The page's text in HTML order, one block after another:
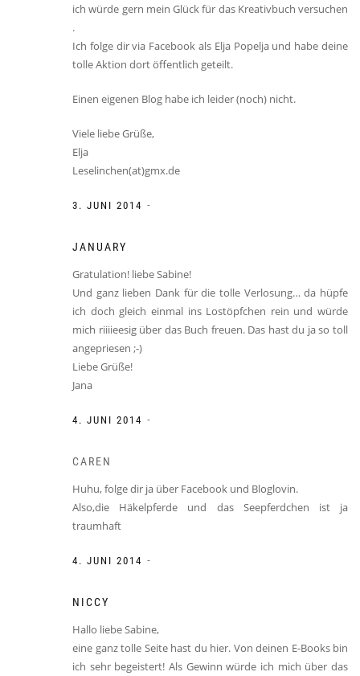
ich würde gern mein Glück für das Kreativbuch versuchen
.
Ich folge dir via Facebook als Elja Popelja und habe deine
tolle Aktion dort öffentlich geteilt.
Einen eigenen Blog habe ich leider (noch) nicht.
Viele liebe Grüße,
Elja
Leselinchen(at)gmx.de
3. JUNI 2014 -
JANUARY
Gratulation! liebe Sabine!
Und ganz lieben Dank für die tolle Verlosung… da hüpfe
ich doch gleich einmal ins Lostöpfchen rein und würde
mich riiiieesig über das Buch freuen. Das hast du ja so toll
angepriesen ;-)
Liebe Grüße!
Jana
4. JUNI 2014 -
CAREN
Huhu, folge dir ja über Facebook und Bloglovin.
Also,die Häkelpferde und das Seepferdchen ist ja
traumhaft
4. JUNI 2014 -
NICCY
Hallo liebe Sabine,
eine ganz tolle Seite hast du hier. Von deinen E-Books bin
ich sehr begeistert! Als Gewinn würde ich mich über das